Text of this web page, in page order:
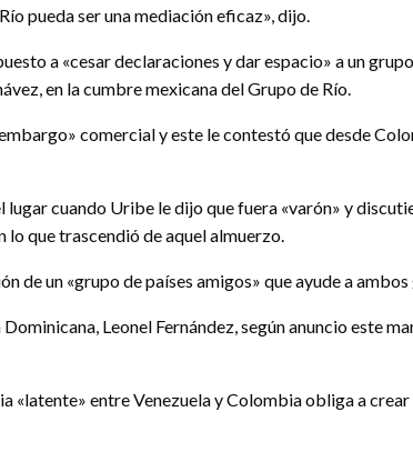
pueda ser una mediación eficaz», dijo.
a «cesar declaraciones y dar espacio» a un
en la cumbre mexicana del Grupo de Río.
comercial y este le contestó que desde
cuando Uribe le dijo que fuera «varón» y
lo que trascendió de aquel almuerzo.
de un «grupo de países amigos» que ayude a
Leonel Fernández, según anuncio este
«latente» entre Venezuela y Colombia obliga a